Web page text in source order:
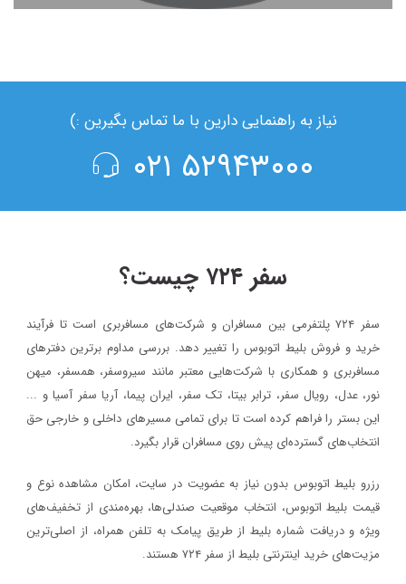
مشاهده ادامه مطلب
نیاز به راهنمایی دارین با ما تماس بگیرین :)
۵۲۹۴۳۰۰۰ ۰۲۱
سفر ۷۲۴ چیست؟
سفر ۷۲۴ پلتفرمی بین مسافران و شرکت‌های مسافربری است تا فرآیند
خرید و فروش بلیط اتوبوس را تغییر دهد. بررسی مداوم برترین دفترهای
مسافربری و همکاری با شرکت‌هایی معتبر مانند سیروسفر، همسفر، میهن‌
نور، عدل، رویال سفر، ترابر بیتا، تک سفر، ایران پیما، آریا سفر آسیا و ...
این بستر را فراهم کرده است تا برای تمامی مسیرهای داخلی و خارجی حق
انتخاب‌های گسترده‌ای پیش روی مسافران قرار بگیرد.
رزرو بلیط اتوبوس بدون نیاز به عضویت در سایت، امکان مشاهده نوع و
قیمت بلیط اتوبوس، انتخاب موقعیت صندلی‌ها، بهره‌مندی از تخفیف‌های
ویژه و دریافت شماره‌ بلیط از طریق پیامک به تلفن همراه، از اصلی‌ترین
مزیت‌های خرید اینترنتی بلیط از سفر ۷۲۴ هستند.